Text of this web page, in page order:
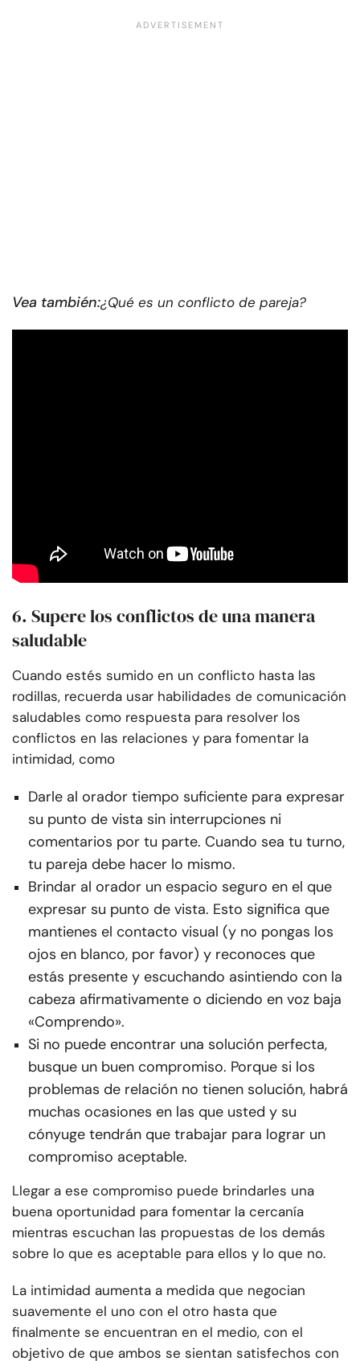
Vea también:¿Qué es un conflicto de pareja?
6. Supere los conflictos de una manera
saludable
Cuando estés sumido en un conflicto hasta las
rodillas, recuerda usar habilidades de comunicación
saludables como respuesta para resolver los
conflictos en las relaciones y para fomentar la
intimidad, como
Darle al orador tiempo suficiente para expresar
su punto de vista sin interrupciones ni
comentarios por tu parte. Cuando sea tu turno,
tu pareja debe hacer lo mismo.
Brindar al orador un espacio seguro en el que
expresar su punto de vista. Esto significa que
mantienes el contacto visual (y no pongas los
ojos en blanco, por favor) y reconoces que
estás presente y escuchando asintiendo con la
cabeza afirmativamente o diciendo en voz baja
«Comprendo».
Si no puede encontrar una solución perfecta,
busque un buen compromiso. Porque si los
problemas de relación no tienen solución, habrá
muchas ocasiones en las que usted y su
cónyuge tendrán que trabajar para lograr un
compromiso aceptable.
Llegar a ese compromiso puede brindarles una
buena oportunidad para fomentar la cercanía
mientras escuchan las propuestas de los demás
sobre lo que es aceptable para ellos y lo que no.
La intimidad aumenta a medida que negocian
suavemente el uno con el otro hasta que
finalmente se encuentran en el medio, con el
objetivo de que ambos se sientan satisfechos con